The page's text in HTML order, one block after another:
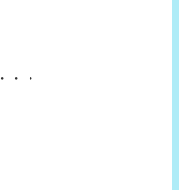
・・